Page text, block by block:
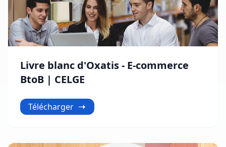
Livre blanc d'Oxatis - E-commerce
BtoB | CELGE
Télécharger